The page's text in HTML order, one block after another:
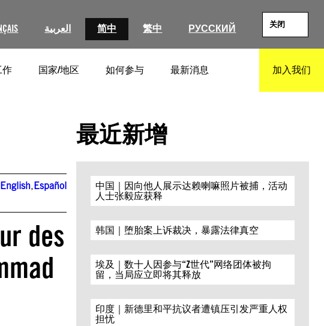
العربية 简中 繁中 РУССКИЙ 关闭
作 国家/地区 如何参与 最新消息 加入我们
English,Español
des
最近新增
中国｜因向他人展示达赖喇嘛照片被捕，活动
人士张毅应获释
韩国｜堕胎案上诉裁决，暴露法律真空
埃及｜数十人因参与“Z世代”网络团体被拘
留，当局应立即将其释放
印度｜新德里和平抗议者遭镇压引发严重人权
担忧